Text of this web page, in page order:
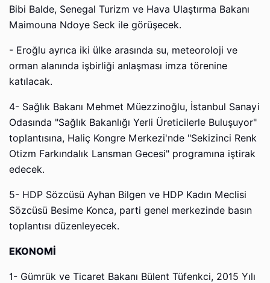
Bibi Balde, Senegal Turizm ve Hava Ulaştırma Bakanı
Maimouna Ndoye Seck ile görüşecek.
- Eroğlu ayrıca iki ülke arasında su, meteoroloji ve
orman alanında işbirliği anlaşması imza törenine
katılacak.
4- Sağlık Bakanı Mehmet Müezzinoğlu, İstanbul Sanayi
Odasında "Sağlık Bakanlığı Yerli Üreticilerle Buluşuyor"
toplantısına, Haliç Kongre Merkezi'nde "Sekizinci Renk
Otizm Farkındalık Lansman Gecesi" programına iştirak
edecek.
5- HDP Sözcüsü Ayhan Bilgen ve HDP Kadın Meclisi
Sözcüsü Besime Konca, parti genel merkezinde basın
toplantısı düzenleyecek.
EKONOMİ
1- Gümrük ve Ticaret Bakanı Bülent Tüfenkci, 2015 Yılı